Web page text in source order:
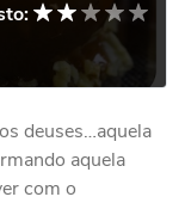
deuses…aquela
aquela
com o